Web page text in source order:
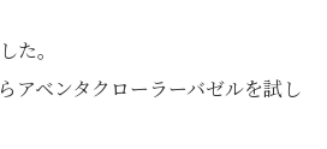
た。
アベンタクローラーバゼルを試し